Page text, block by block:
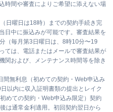
時間や審査によりご希望に添えない場
日曜日は18時）までの契約手続き完
日中に振込みが可能です。審査結果を
（毎月第3日曜日は、8時10分〜19
ては、電話またはメールで審査結果が
関および、メンテナンス時間等を除き
間無利息（初めての契約・Web申込み
以内に収入証明書類の提出とレイク
めての契約・Web申込み限定）契約
は通常金利適用。初回契約翌日から